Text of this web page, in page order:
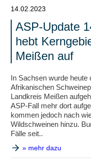
14.02.2023
ASP-Update
hebt
Meißen auf
In Sachsen wurde
Afrikanischen
Landkreis Meißen
ASP-Fall mehr dort
kommen jedoch nach
Wildschweinen hinzu.
Fälle seit..
» mehr dazu